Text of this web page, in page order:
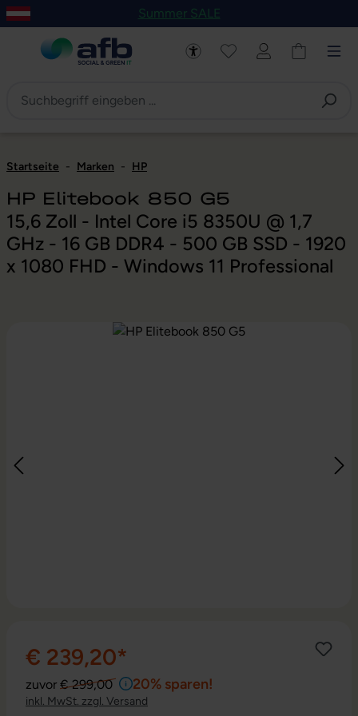
Hauptinhalt springen
Zur Navigation der B2B-Plattform springen
Summer SALE
Startseite - Marken - HP
HP Elitebook 850 G5
15,6 Zoll - Intel Core i5 8350U @ 1,7
GHz - 16 GB DDR4 - 500 GB SSD - 1920
x 1080 FHD - Windows 11 Professional
Bildergalerie überspringen
€ 239,20*
zuvor € 299,00 20% sparen!
inkl. MwSt. zzgl. Versand